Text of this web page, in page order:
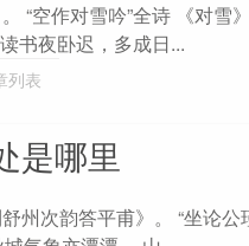
“空作对雪吟”全诗 《对雪
书夜卧迟，多成日...
列表
是哪里
州次韵答平甫》。 “坐论